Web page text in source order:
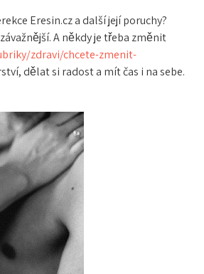
Eresin.cza další její poruchy?
A někdy je třeba změnit
zdravi/chcete-zmenit-
dělat si radost a mít čas i na sebe.